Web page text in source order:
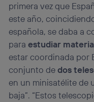
primera vez que
este año,
española, se daba a
paraestudiar
estar coordinada por
conjunto dedos
en un minisatélite de
baja”. “Estos